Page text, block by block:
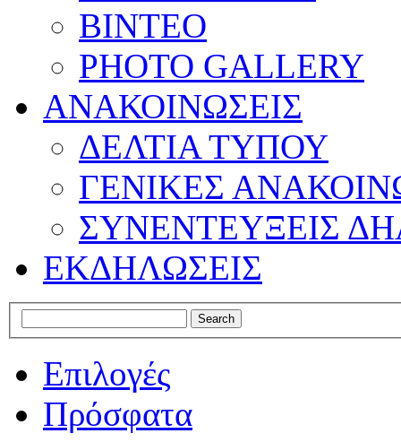
ΒΙΝΤΕΟ
PHOTO GALLERY
ΑΝΑΚΟΙΝΩΣΕΙΣ
ΔΕΛΤΙΑ ΤΥΠΟΥ
ΓΕΝΙΚΕΣ
ΣΥΝΕΝΤΕΥΞΕΙΣ
ΕΚΔΗΛΩΣΕΙΣ
Επιλογές
Πρόσφατα